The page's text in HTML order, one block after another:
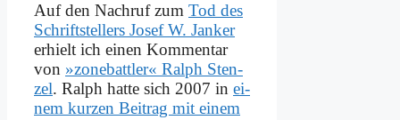
Auf den Nach­ruf zum Tod des
Schrift­stel­lers Jo­sef W. Jan­ker
er­hielt ich ei­nen Kom­men­tar
von »zone­batt­ler« Ralph Sten­
zel. Ralph hat­te sich 2007 in ei­
nem kur­zen Bei­trag mit ei­nem